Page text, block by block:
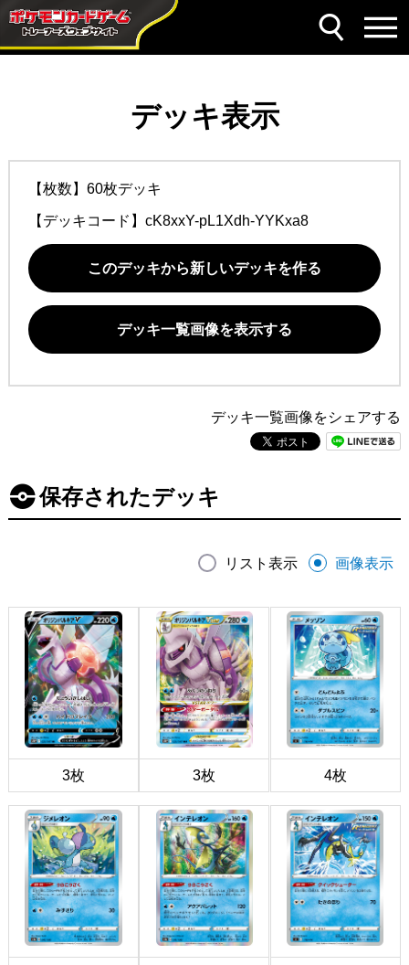
デッキ表示
【枚数】60枚デッキ
【デッキコード】 cK8xxY-pL1Xdh-YYKxa8
このデッキから新しいデッキを作る
デッキ一覧画像を表示する
デッキ一覧画像をシェアする
保存されたデッキ
リスト表示 画像表示
3枚 3枚 4枚